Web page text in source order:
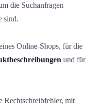
die Suchanfragen
sind.
Online-Shops, für die
und für
Rechtschreibfehler, mit